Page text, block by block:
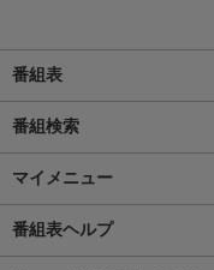
番組表
番組検索
マイメニュー
番組表ヘルプ